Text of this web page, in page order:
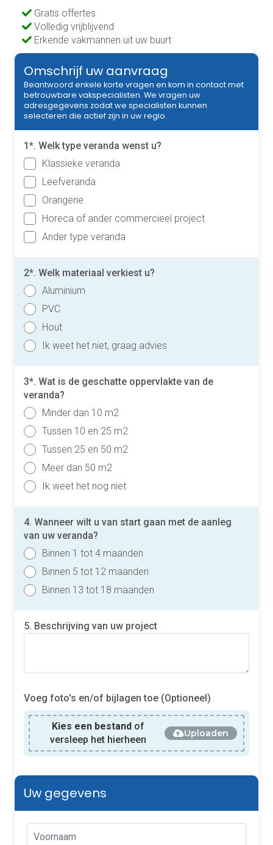
Gratis offertes
Volledig vrijblijvend
Erkende vakmannen uit uw buurt
Omschrijf uw aanvraag
Beantwoord enkele korte vragen en kom in contact met
betrouwbare vakspecialisten. We vragen uw
adresgegevens zodat we specialisten kunnen
selecteren die actief zijn in uw regio.
1*. Welk type veranda wenst u?
Klassieke veranda
Leefveranda
Orangerie
Horeca of ander commercieel project
Ander type veranda
2*. Welk materiaal verkiest u?
Aluminium
PVC
Hout
Ik weet het niet, graag advies
3*. Wat is de geschatte oppervlakte van de
veranda?
Minder dan 10 m2
Tussen 10 en 25 m2
Tussen 25 en 50 m2
Meer dan 50 m2
Ik weet het nog niet
4. Wanneer wilt u van start gaan met de aanleg
van uw veranda?
Binnen 1 tot 4 maanden
Binnen 5 tot 12 maanden
Binnen 13 tot 18 maanden
5. Beschrijving van uw project
Voeg foto's en/of bijlagen toe (Optioneel)
Kies een bestand of
versleep het hierheen
Uploaden
Uw gegevens